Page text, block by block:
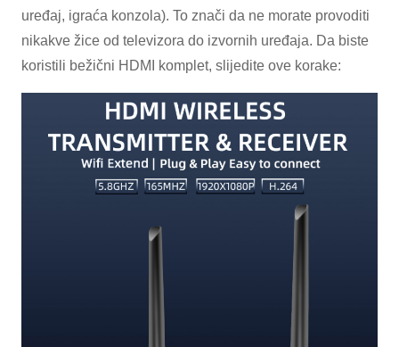
uređaj, igraća konzola). To znači da ne morate provoditi
nikakve žice od televizora do izvornih uređaja. Da biste
koristili bežični HDMI komplet, slijedite ove korake:
Molimo Vas da unesete svoju trenutnu poslovnu email
×
PODNESITE ZAHTJEV